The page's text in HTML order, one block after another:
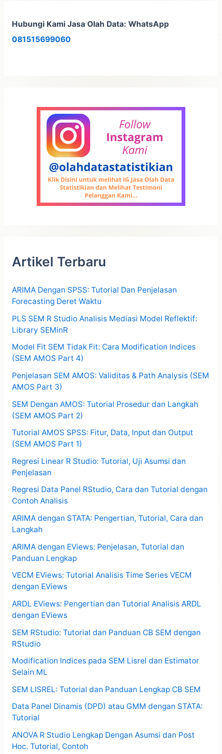
Hubungi Kami Jasa Olah Data: WhatsApp
081515699060
Artikel Terbaru
ARIMA Dengan SPSS: Tutorial Dan Penjelasan
Forecasting Deret Waktu
PLS SEM R Studio Analisis Mediasi Model Reflektif:
Library SEMinR
Model Fit SEM Tidak Fit: Cara Modification Indices
(SEM AMOS Part 4)
Penjelasan SEM AMOS: Validitas & Path Analysis (SEM
AMOS Part 3)
SEM Dengan AMOS: Tutorial Prosedur dan Langkah
(SEM AMOS Part 2)
Tutorial AMOS SPSS: Fitur, Data, Input dan Output
(SEM AMOS Part 1)
Regresi Linear R Studio: Tutorial, Uji Asumsi dan
Penjelasan
Regresi Data Panel RStudio, Cara dan Tutorial dengan
Contoh Analisis
ARIMA dengan STATA: Pengertian, Tutorial, Cara dan
Langkah
ARIMA dengan EViews: Penjelasan, Tutorial dan
Panduan Lengkap
VECM EViews: Tutorial Analisis Time Series VECM
dengan EViews
ARDL EViews: Pengertian dan Tutorial Analisis ARDL
dengan EViews
SEM RStudio: Tutorial dan Panduan CB SEM dengan
RStudio
Modification Indices pada SEM Lisrel dan Estimator
Selain ML
SEM LISREL: Tutorial dan Panduan Lengkap CB SEM
Data Panel Dinamis (DPD) atau GMM dengan STATA:
Tutorial
ANOVA R Studio Lengkap Dengan Asumsi dan Post
Hoc. Tutorial, Contoh